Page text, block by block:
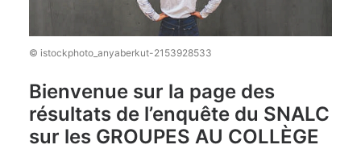
© istockphoto_anyaberkut-2153928533
Bienvenue sur la page des
résultats de l’enquête du SNALC
sur les GROUPES AU COLLÈGE